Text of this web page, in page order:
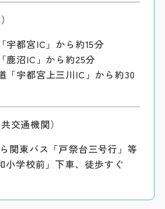
宇都宮IC」から約15分
鹿沼IC」から約25分
「宇都宮上三川IC」から約30
交通機関）
関東バス「戸祭台三号行」等
小学校前」下車、徒歩すぐ